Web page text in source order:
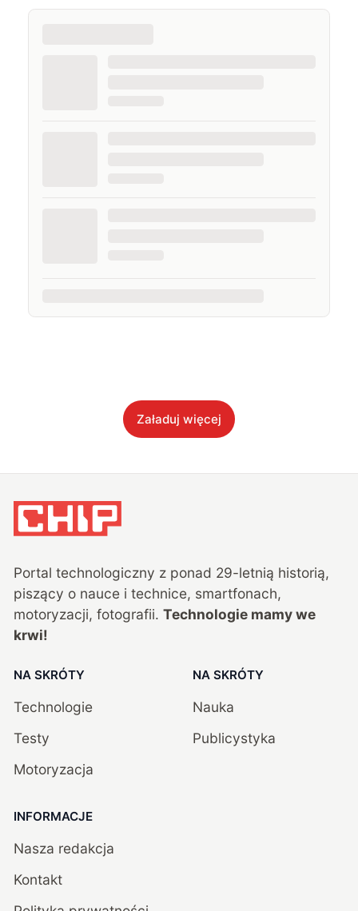
Załaduj więcej
Portal technologiczny z ponad 29-letnią historią,
piszący o nauce i technice, smartfonach,
motoryzacji, fotografii. Technologie mamy we
krwi!
NA SKRÓTY
Technologie
Testy
Motoryzacja
NA SKRÓTY
Nauka
Publicystyka
INFORMACJE
Nasza redakcja
Kontakt